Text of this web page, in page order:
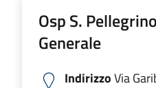
Osp S.
Generale
IndirizzoVia